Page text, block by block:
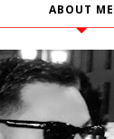
ABOUT ME